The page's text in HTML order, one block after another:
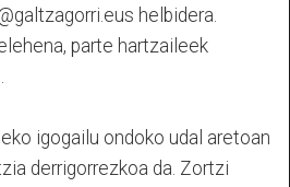
helbidera.
parte hartzaileek
igogailu ondoko udal aretoan
derrigorrezkoa da. Zortzi